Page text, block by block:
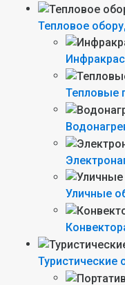
Тепловое
Тепловые
Уличные
Туристические